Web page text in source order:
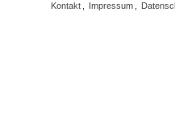
Kontakt
Impressum